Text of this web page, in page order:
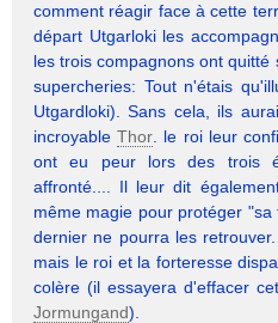
comment réagir face à cette
départ Utgarloki les
les trois compagnons ont
supercheries: Tout n'étais
Utgardloki). Sans cela, ils
incroyableThor . le roi leur
ont eu peur lors des trois
affronté.... Il leur dit
même magie pour protéger "sa
dernier ne pourra les retrouver.
mais le roi et la forteresse
colère (il essayera d'effacer
Jormungand).